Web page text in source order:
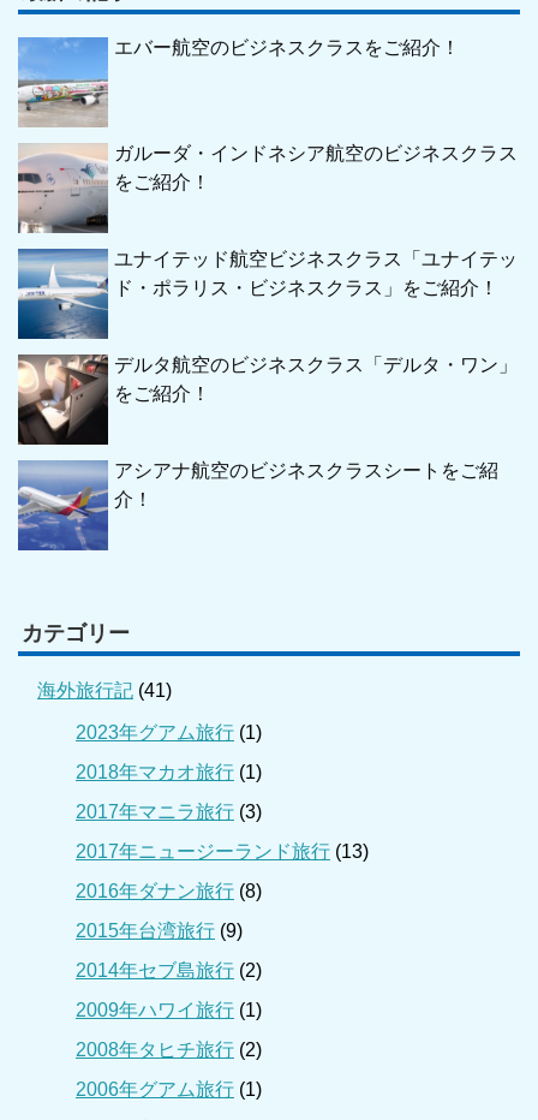
エバー航空のビジネスクラスをご紹介！
ガルーダ・インドネシア航空のビジネスクラス
をご紹介！
ユナイテッド航空ビジネスクラス「ユナイテッ
ド・ポラリス・ビジネスクラス」をご紹介！
デルタ航空のビジネスクラス「デルタ・ワン」
をご紹介！
アシアナ航空のビジネスクラスシートをご紹
介！
カテゴリー
海外旅行記 (41)
2023年グアム旅行 (1)
2018年マカオ旅行 (1)
2017年マニラ旅行 (3)
2017年ニュージーランド旅行 (13)
2016年ダナン旅行 (8)
2015年台湾旅行 (9)
2014年セブ島旅行 (2)
2009年ハワイ旅行 (1)
2008年タヒチ旅行 (2)
2006年グアム旅行 (1)